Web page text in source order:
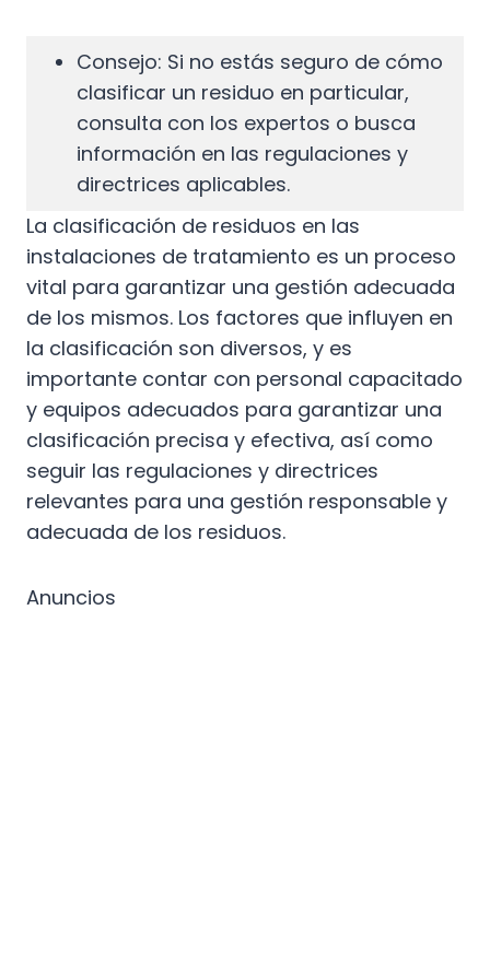
Consejo: Si no estás seguro de cómo
clasificar un residuo en particular,
consulta con los expertos o busca
información en las regulaciones y
directrices aplicables.
La clasificación de residuos en las
instalaciones de tratamiento es un proceso
vital para garantizar una gestión adecuada
de los mismos. Los factores que influyen en
la clasificación son diversos, y es
importante contar con personal capacitado
y equipos adecuados para garantizar una
clasificación precisa y efectiva, así como
seguir las regulaciones y directrices
relevantes para una gestión responsable y
adecuada de los residuos.
Anuncios